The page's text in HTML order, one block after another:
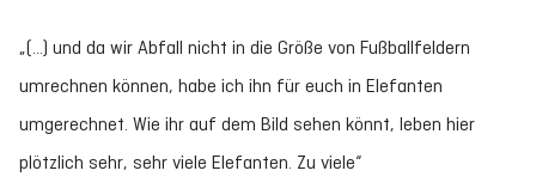
„(…) und da wir Abfall nicht in die Größe von Fußballfeldern
umrechnen können, habe ich ihn für euch in Elefanten
umgerechnet. Wie ihr auf dem Bild sehen könnt, leben hier
plötzlich sehr, sehr viele Elefanten. Zu viele“